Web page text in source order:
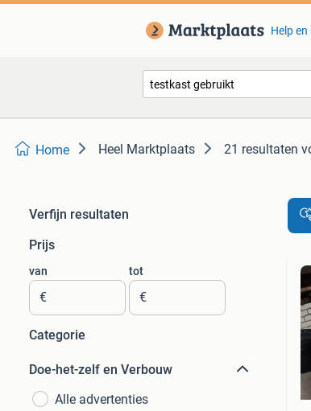
Help
Home Heel Marktplaats 21 resultaten
Verfijn resultaten
Prijs
van
€
tot
€
Categorie
Doe-het-zelf en Verbouw
Alle advertenties